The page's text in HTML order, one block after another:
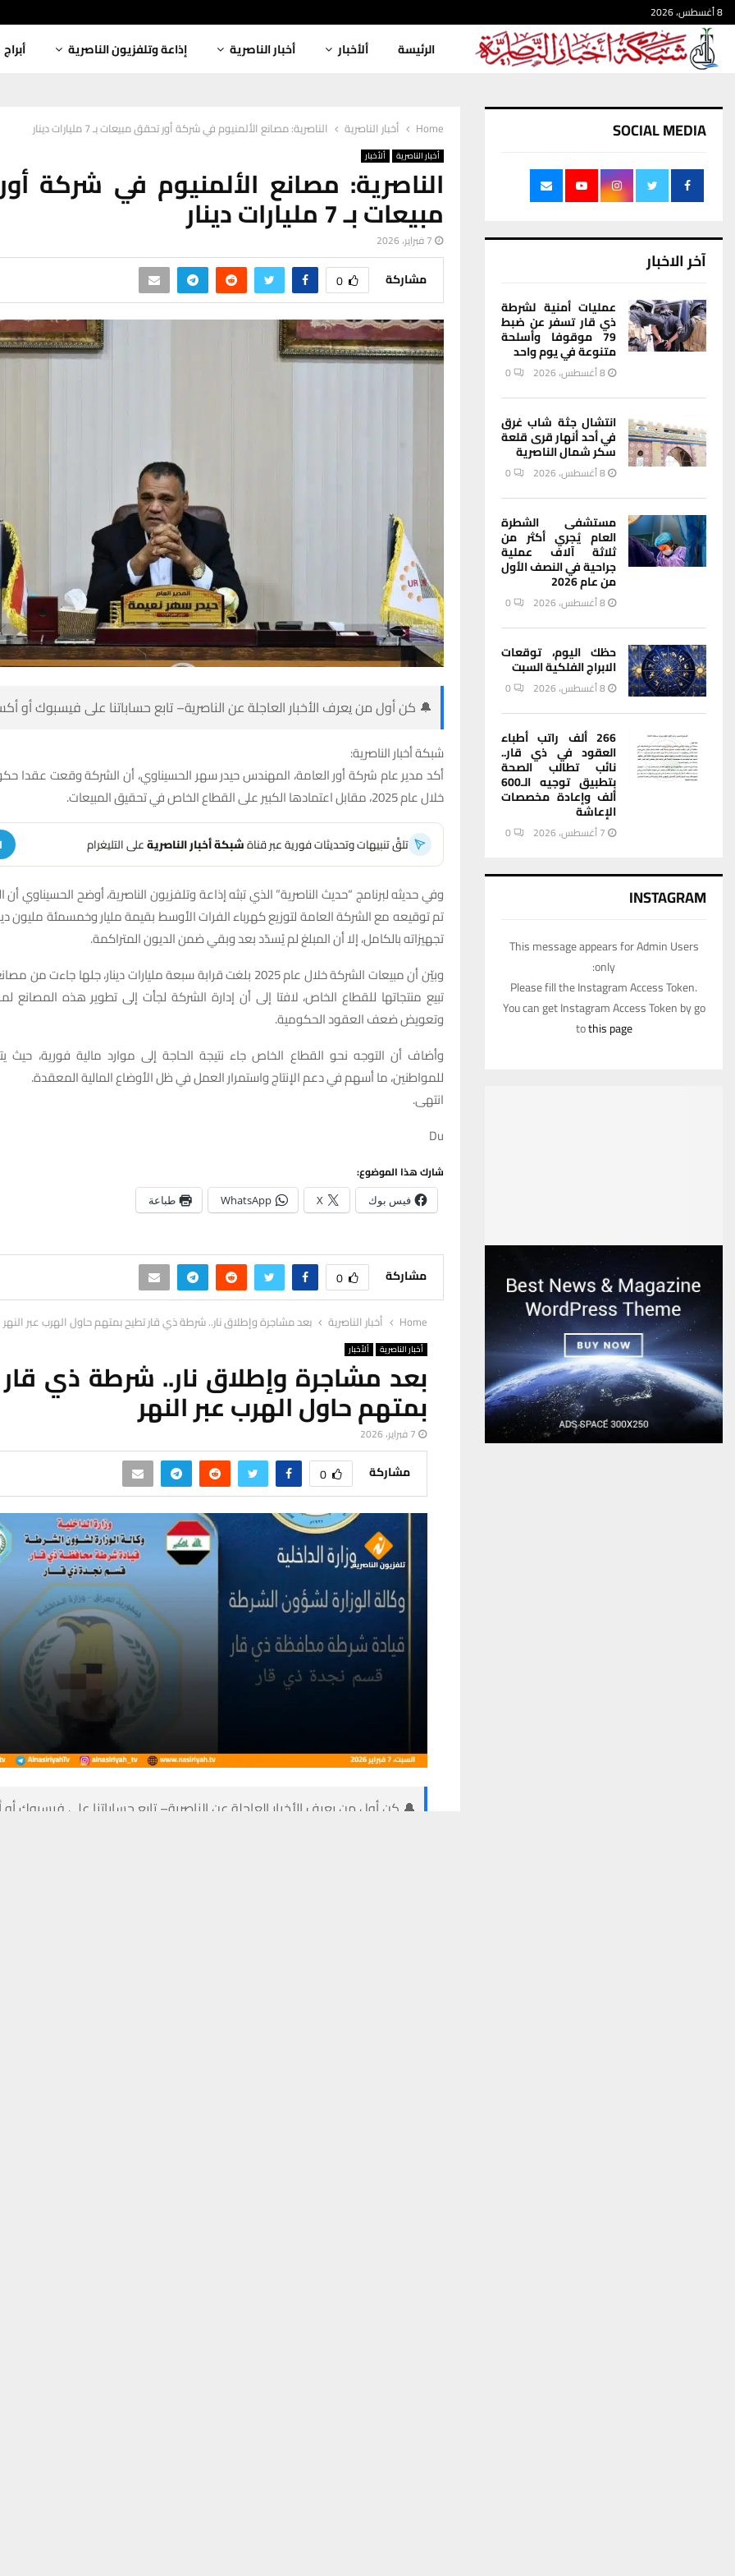
8 أغسطس، 2026
الرئيسة ألأخبار أخبار الناصرية إذاعة وتلفزيون الناصرية أبراج
Home أخبار الناصرية الناصرية: مصانع الألمنيوم في شركة أور تحقق مبيعات بـ 7 مليارات دينار
أخبار الناصرية ألأخبار
الناصرية: مصانع الألمنيوم في شركة
مبيعات بـ 7 مليارات دينار
7 فبراير، 2026
مشاركة 0
🔔 كن أول من يعرف الأخبار العاجلة عن الناصرية– تابع حساباتنا على فيسبوك أو
شبكة أخبار الناصرية:
أكد مدير عام شركة أور العامة، المهندس حيدر سهر الحسيناوي، أن الشركة وقعت عقدا
خلال عام 2025، مقابل اعتمادها الكبير على القطاع الخاص في تحقيق المبيعات.
تلقَّ تنبيهات وتحديثات فورية عبر قناةشبكة أخبار الناصريةعلى التليغرام
وفي حديثه لبرنامج “حديث الناصرية” الذي تبثه إذاعة وتلفزيون الناصرية، أوضح الحسيناوي
تم توقيعه مع الشركة العامة لتوزيع كهرباء الفرات الأوسط بقيمة مليار وخمسمئة مليون
تجهيزاته بالكامل، إلا أن المبلغ لم يُسدّد بعد وبقي ضمن الديون المتراكمة.
وبيّن أن مبيعات الشركة خلال عام 2025 بلغت قرابة سبعة مليارات دينار، جلها
تبيع منتجاتها للقطاع الخاص، لافتا إلى أن إدارة الشركة لجأت إلى تطوير هذه المصانع
وتعويض ضعف العقود الحكومية.
وأضاف أن التوجه نحو القطاع الخاص جاء نتيجة الحاجة إلى موارد مالية فورية، حيث
للمواطنين، ما أسهم في دعم الإنتاج واستمرار العمل في ظل الأوضاع المالية المعقدة.
انتهى.
Du
شارك هذا الموضوع:
فيس بوك X
WhatsApp طباعة
مشاركة 0
Home أخبار الناصرية بعد مشاجرة وإطلاق نار.. شرطة ذي قار تطيح بمتهم حاول الهرب عبر النهر
أخبار الناصرية ألأخبار
بعد مشاجرة وإطلاق نار.. شرطة ذي
بمتهم حاول الهرب عبر النهر
7 فبراير، 2026
مشاركة 0
🔔 كن أول من يعرف الأخبار العاجلة عن الناصرية– تابع حساباتنا على فيسبوك
SOCIAL MEDIA
آخر الاخبار
عمليات أمنية لشرطة
ذي قار تسفر عن ضبط
79 موقوفا وأسلحة
متنوعة في يوم واحد
8 أغسطس، 2026 0
انتشال جثة شاب غرق
في أحد أنهار قرى قلعة
سكر شمال الناصرية
8 أغسطس، 2026 0
مستشفى الشطرة
العام يُجري أكثر من
ثلاثة آلاف عملية
جراحية في النصف الأول
من عام 2026
8 أغسطس، 2026 0
حظك اليوم، توقعات
الابراج الفلكية السبت
8 أغسطس، 2026 0
266 ألف راتب أطباء
العقود في ذي قار..
نائب تطالب الصحة
بتطبيق توجيه الـ600
ألف وإعادة مخصصات
الإعاشة
7 أغسطس، 2026 0
INSTAGRAM
This message appears for Admin Users
only:
Please fill the Instagram Access Token.
You can get Instagram Access Token by go
tothis page